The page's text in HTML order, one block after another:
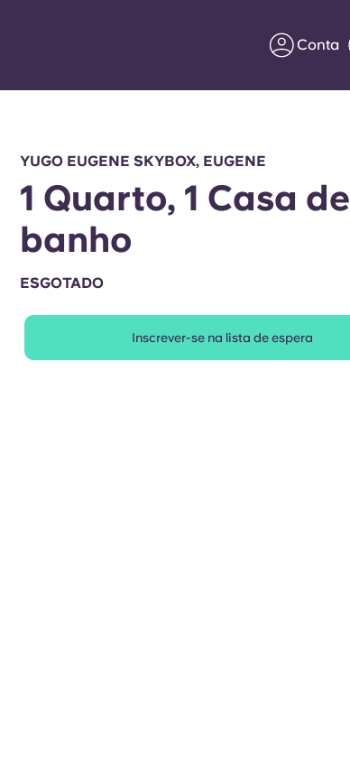
Conta
Entre em contacto
YUGO EUGENE SKYBOX, EUGENE
1 Quarto, 1 Casa de
banho
ESGOTADO
Inscrever-se na lista de espera